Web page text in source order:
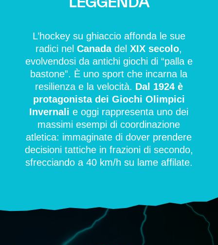
L’hockey su ghiaccio affonda le sue
radici nelCanadadelXIX secolo,
evolvendosi da antichi giochi di “palla e
bastone”. È uno sport che incarna la
resilienza e la velocità. Dal 1924 è
protagonista dei Giochi Olimpici
Invernali e oggi rappresenta uno dei
massimi esempi di coordinazione
atletica: immaginate di dover prendere
decisioni tattiche in frazioni di secondo,
sfrecciando a 40 km/h su lame affilate.